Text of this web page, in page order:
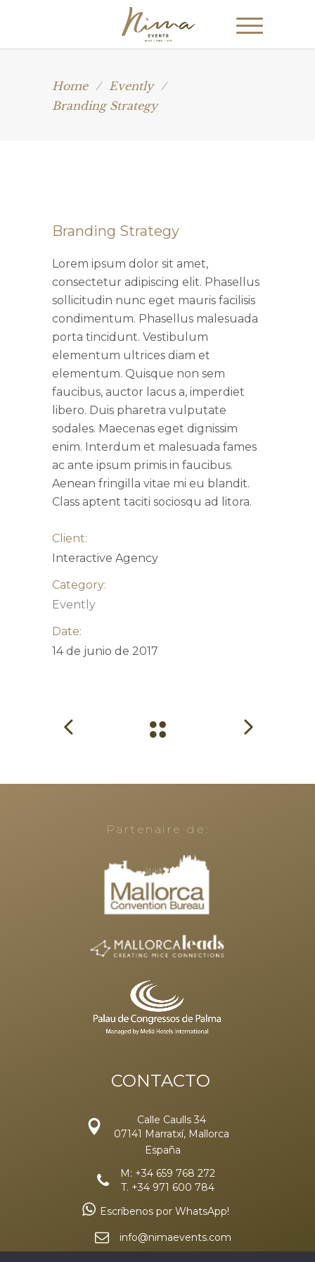
Home / Evently /
Branding Strategy
Branding Strategy
Lorem ipsum dolor sit amet,
consectetur adipiscing elit. Phasellus
sollicitudin nunc eget mauris facilisis
condimentum. Phasellus malesuada
porta tincidunt. Vestibulum
elementum ultrices diam et
elementum. Quisque non sem
faucibus, auctor lacus a, imperdiet
libero. Duis pharetra vulputate
sodales. Maecenas eget dignissim
enim. Interdum et malesuada fames
ac ante ipsum primis in faucibus.
Aenean fringilla vitae mi eu blandit.
Class aptent taciti sociosqu ad litora.
Client:
Interactive Agency
Category:
Evently
Date:
14 de junio de 2017
Partenaire de:
CONTACTO
Calle Caulls 34
07141 Marratxí, Mallorca
España
M: +34 659 768 272
T. +34 971 600 784
Escríbenos por WhatsApp!
info@nimaevents.com